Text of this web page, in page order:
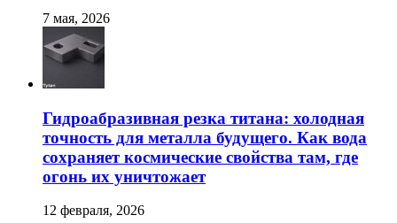
7 мая, 2026
Гидроабразивная резка титана: холодная
точность для металла будущего. Как вода
сохраняет космические свойства там, где
огонь их уничтожает
12 февраля, 2026